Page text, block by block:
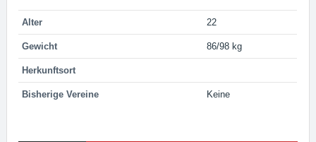
Alter 22
Gewicht 86/98 kg
Herkunftsort
Bisherige Vereine Keine